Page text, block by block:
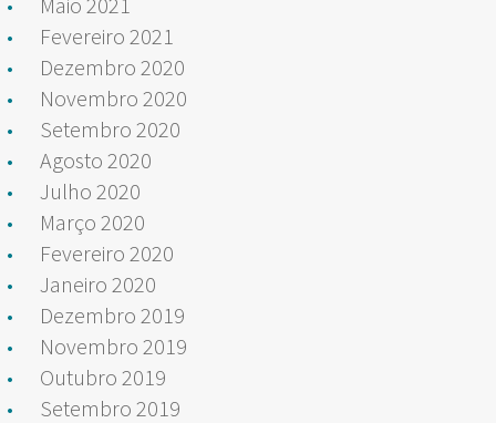
Fevereiro 2021
Dezembro 2020
Novembro 2020
Setembro 2020
Agosto 2020
Julho 2020
Março 2020
Fevereiro 2020
Janeiro 2020
Dezembro 2019
Novembro 2019
Outubro 2019
Setembro 2019